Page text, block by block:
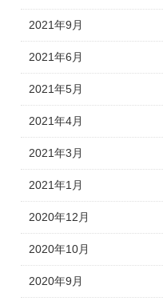
2021年9月
2021年6月
2021年5月
2021年4月
2021年3月
2021年1月
2020年12月
2020年10月
2020年9月